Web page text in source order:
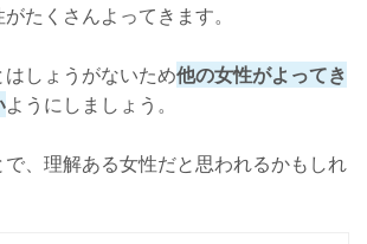
たくさんよってきます。
しょうがないため他の女性がよってき
ようにしましょう。
、理解ある女性だと思われるかもしれ